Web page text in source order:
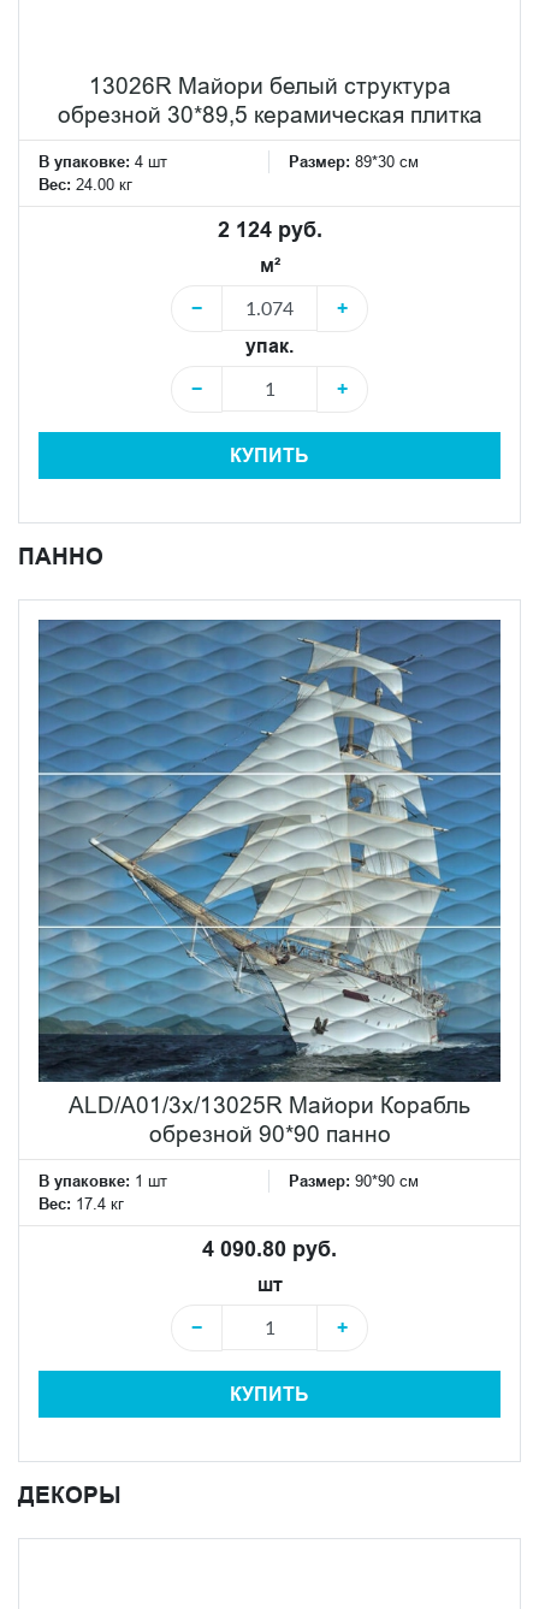
13026R Майори белый структура
обрезной 30*89,5 керамическая плитка
В упаковке: 4 шт Размер: 89*30 см
Вес: 24.00 кг
2 124 руб.
м²
−
+
упак.
−
+
КУПИТЬ
ПАННО
ALD/A01/3x/13025R Майори Корабль
обрезной 90*90 панно
В упаковке: 1 шт Размер: 90*90 см
Вес: 17.4 кг
4 090.80 руб.
шт
−
+
КУПИТЬ
ДЕКОРЫ